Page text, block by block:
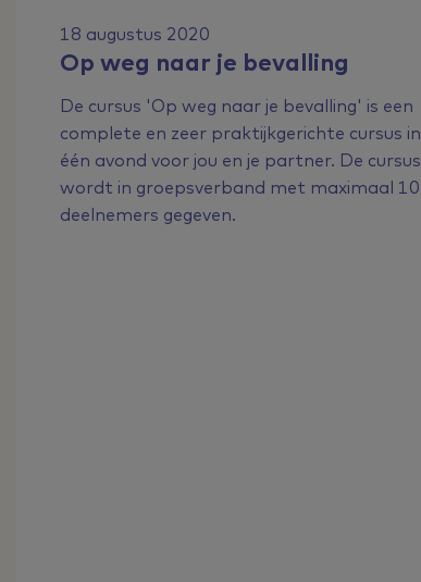
18 augustus 2020
Op weg naar je bevalling
De cursus 'Op weg naar je bevalling' is een
complete en zeer praktijkgerichte cursus in
één avond voor jou en je partner. De cursus
wordt in groepsverband met maximaal 10
deelnemers gegeven.